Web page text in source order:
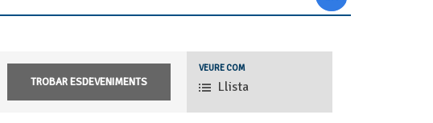
Navegació
de
vistes
VEURE COM
Llista